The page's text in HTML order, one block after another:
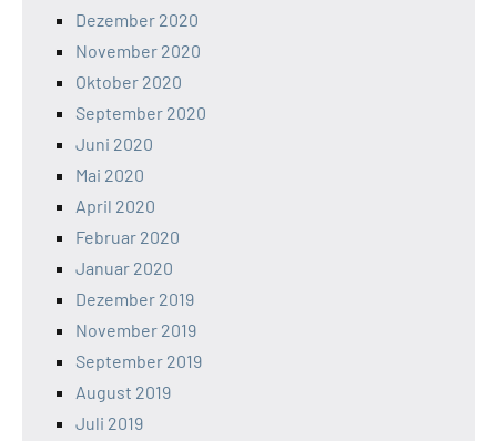
Dezember 2020
November 2020
Oktober 2020
September 2020
Juni 2020
Mai 2020
April 2020
Februar 2020
Januar 2020
Dezember 2019
November 2019
September 2019
August 2019
Juli 2019